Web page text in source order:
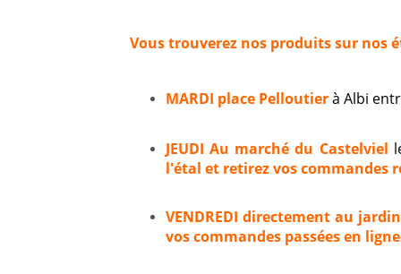
Vous trouverez nos produits sur nos
MARDI place Pelloutierà Albi
JEUDI Au marché du Castelviel
l'étal et retirez vos commandes
VENDREDI directement au
vos commandes passées en ligne